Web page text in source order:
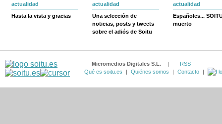
actualidad
Hasta la vista y gracias
actualidad
Una selección de
noticias, posts y tweets
sobre el adiós de Soitu
actualidad
Españoles...
muerto
Micromedios Digitales S.L. |
RSS
Qué es soitu.es
| Quiénes somos | Contacto |